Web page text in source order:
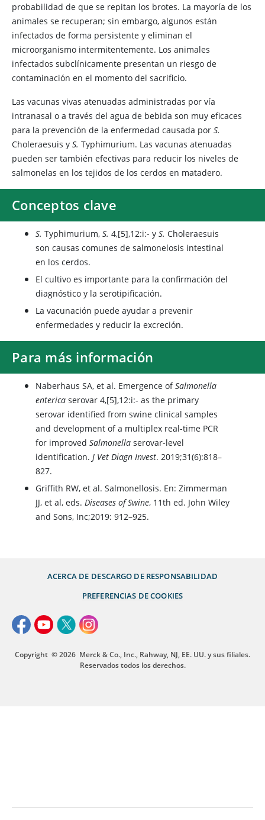
probabilidad de que se repitan los brotes. La mayoría de los
animales se recuperan; sin embargo, algunos están
infectados de forma persistente y eliminan el
microorganismo intermitentemente. Los animales
infectados subclínicamente presentan un riesgo de
contaminación en el momento del sacrificio.
Las vacunas vivas atenuadas administradas por vía
intranasal o a través del agua de bebida son muy eficaces
para la prevención de la enfermedad causada por S.
Choleraesuis y S. Typhimurium. Las vacunas atenuadas
pueden ser también efectivas para reducir los niveles de
salmonelas en los tejidos de los cerdos en matadero.
Conceptos clave
S. Typhimurium, S. 4,[5],12:i:- y S. Choleraesuis
son causas comunes de salmonelosis intestinal
en los cerdos.
El cultivo es importante para la confirmación del
diagnóstico y la serotipificación.
La vacunación puede ayudar a prevenir
enfermedades y reducir la excreción.
Para más información
Naberhaus SA, et al. Emergence ofSalmonella
enterica serovar 4,[5],12:i:- as the primary
serovar identified from swine clinical samples
and development of a multiplex real-time PCR
for improved Salmonella serovar-level
identification. J Vet Diagn Invest. 2019;31(6):818–
827.
Griffith RW, et al. Salmonellosis. En: Zimmerman
JJ, et al, eds. Diseases of Swine, 11th ed. John Wiley
and Sons, Inc;2019: 912–925.
ACERCA DE DESCARGO DE RESPONSABILIDAD
PREFERENCIAS DE COOKIES
Copyright © 2026 Merck & Co., Inc., Rahway, NJ, EE. UU. y sus filiales.
Reservados todos los derechos.